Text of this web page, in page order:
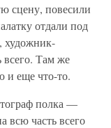
сцену, повесили
отдали под
художник-
всего. Там же
и еще что-то.
полка —
часть всего